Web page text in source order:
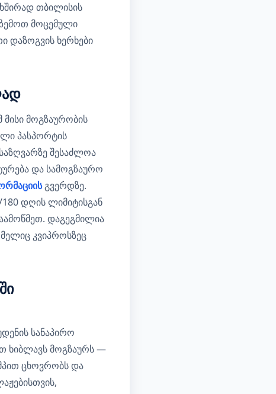
თბილისის
მოცემული
ხერხები
მისი მოგზაურობის
პასპორტის
შესაძლოა
და სამოგზაურო
გვერდზე.
დღის ლიმიტისგან
დაგეგმილია
კვიპროსზეც
სანაპირო
ხიბლავს მოგზაურს —
ცხოვრობს და